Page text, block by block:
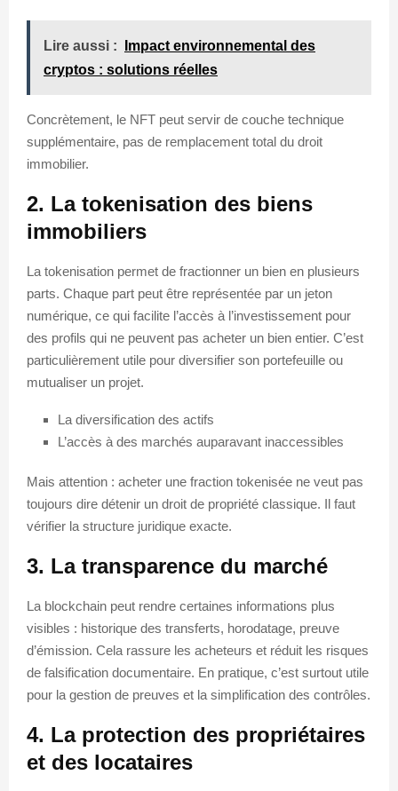
Lire aussi :
Impact environnemental des
cryptos : solutions réelles
Concrètement, le NFT peut servir de couche technique
supplémentaire, pas de remplacement total du droit
immobilier.
2. La tokenisation des biens
immobiliers
La tokenisation permet de fractionner un bien en plusieurs
parts. Chaque part peut être représentée par un jeton
numérique, ce qui facilite l’accès à l’investissement pour
des profils qui ne peuvent pas acheter un bien entier. C’est
particulièrement utile pour diversifier son portefeuille ou
mutualiser un projet.
La diversification des actifs
L’accès à des marchés auparavant inaccessibles
Mais attention : acheter une fraction tokenisée ne veut pas
toujours dire détenir un droit de propriété classique. Il faut
vérifier la structure juridique exacte.
3. La transparence du marché
La blockchain peut rendre certaines informations plus
visibles : historique des transferts, horodatage, preuve
d’émission. Cela rassure les acheteurs et réduit les risques
de falsification documentaire. En pratique, c’est surtout utile
pour la gestion de preuves et la simplification des contrôles.
4. La protection des propriétaires
et des locataires